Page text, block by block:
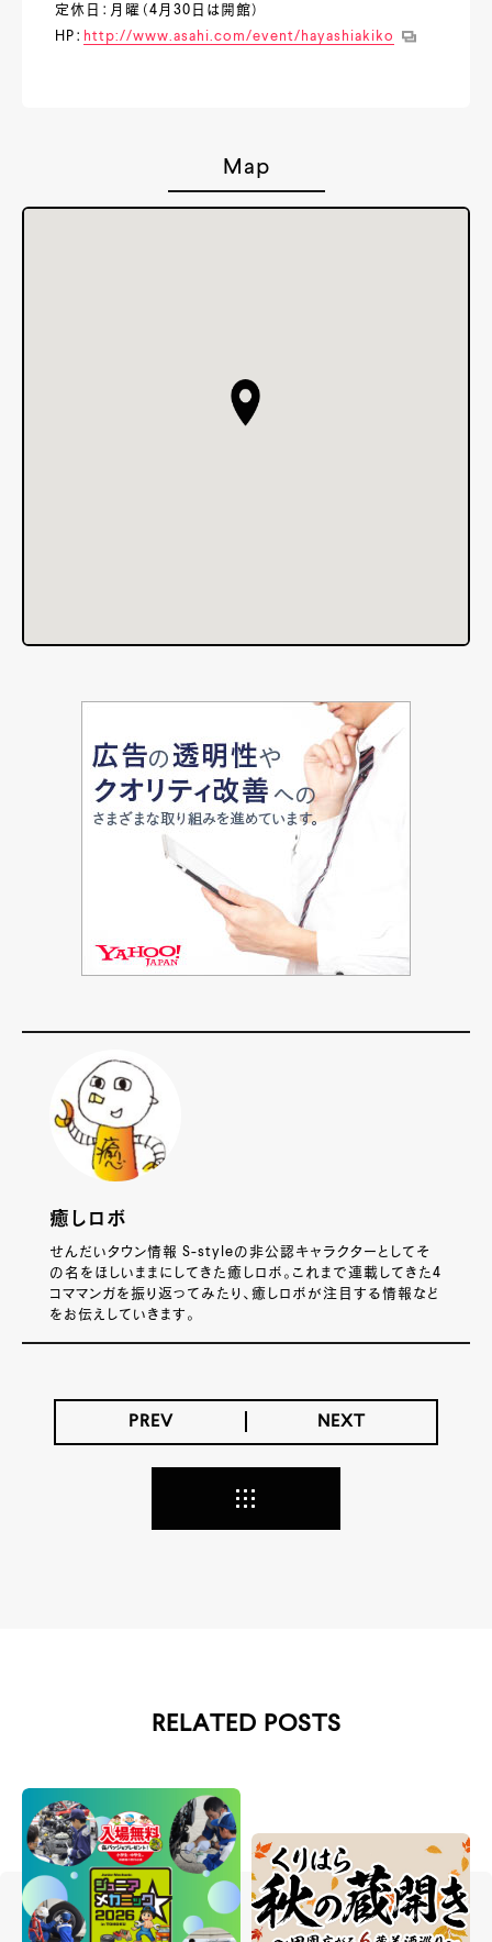
定休日：月曜（4月30日は開館）
HP： http://www.asahi.com/event/hayashiakiko
Map
癒しロボ
せんだいタウン情報 S-styleの非公認キャラクターとしてそ
の名をほしいままにしてきた癒しロボ。これまで連載してきた4
コママンガを振り返ってみたり、癒しロボが注目する情報など
をお伝えしていきます。
PREV NEXT
RELATED POSTS